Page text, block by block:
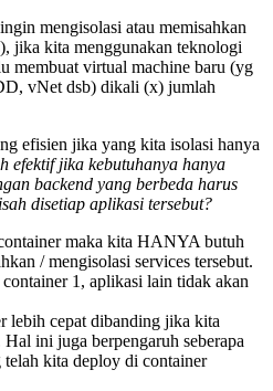
mengisolasi atau memisahkan
jika kita menggunakan teknologi
membuat virtual machine baru (yg
vNet dsb) dikali (x) jumlah
efisien jika yang kita isolasi hanya
efektif jika kebutuhanya hanya
backend yang berbeda harus
disetiap aplikasi tersebut?
maka kita HANYA butuh
/ mengisolasi services tersebut.
1, aplikasi lain tidak akan
lebih cepat dibanding jika kita
ini juga berpengaruh seberapa
telah kita deploy di container